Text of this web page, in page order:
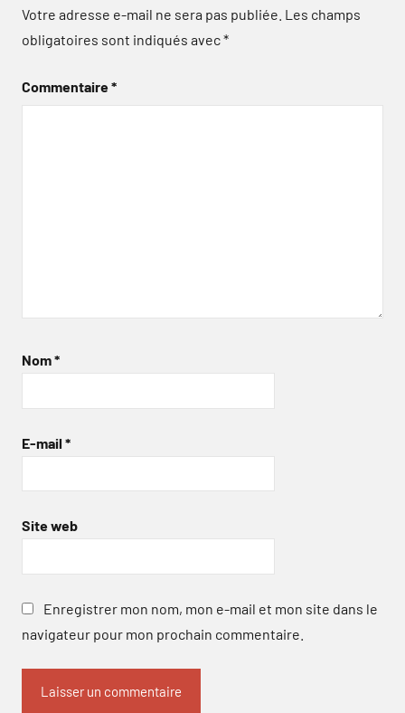
Votre adresse e-mail ne sera pas publiée. Les champs
obligatoires sont indiqués avec*
Commentaire*
Nom*
E-mail *
Site web
Enregistrer mon nom, mon e-mail et mon site dans le
navigateur pour mon prochain commentaire.